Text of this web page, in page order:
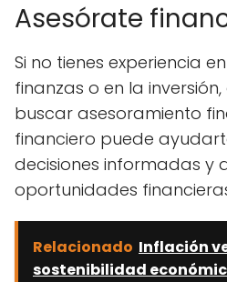
Asesórate
Si no tienes experiencia
finanzas o en la
buscar asesoramiento
financiero puede
decisiones informadas y
oportunidades
Relacionado Inflación
sostenibilidad económic